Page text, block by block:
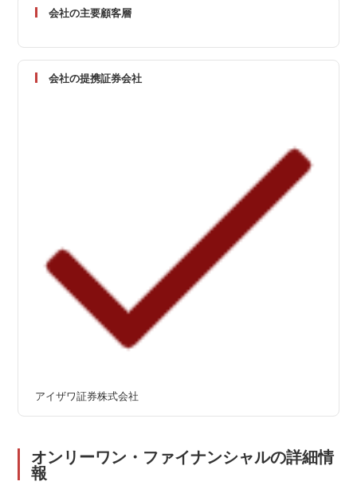
会社の主要顧客層
会社の提携証券会社
アイザワ証券株式会社
オンリーワン・ファイナンシャルの詳細情
報